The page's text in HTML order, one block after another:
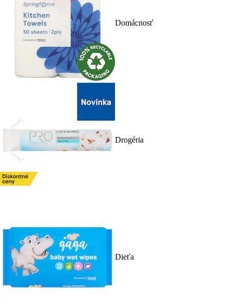
Domácnosť
Drogéria
Dieťa